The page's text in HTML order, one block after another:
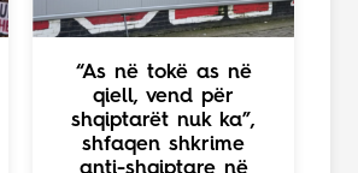
“As në tokë as në
qiell, vend për
shqiptarët nuk ka”,
shfaqen shkrime